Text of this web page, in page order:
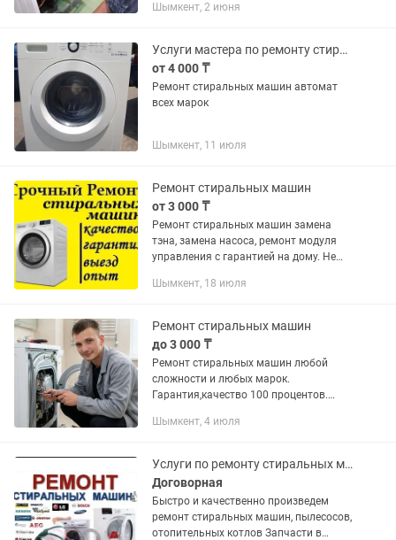
Машин Всех Марок и Моделей.
дом)....
Шымкент, 2 июня
Услуги мастера по ремонту стиральных машин
от 4 000 ₸
Ремонт стиральных машин автомат
всех марок
Шымкент, 11 июля
Ремонт стиральных машин
от 3 000 ₸
Ремонт стиральных машин замена
тэна, замена насоса, ремонт модуля
управления с гарантией на дому. Не
или
Шымкент, 18 июля
Ремонт стиральных машин
до 3 000 ₸
Ремонт стиральных машин любой
сложности и любых марок.
Гарантия,качество 100 процентов.
выполнении работ диагностика,вызов
Шымкент, 4 июля
Услуги по ремонту стиральных машин
Договорная
Быстро и качественно произведем
ремонт стиральных машин, пылесосов,
отопительных котлов Запчасти в